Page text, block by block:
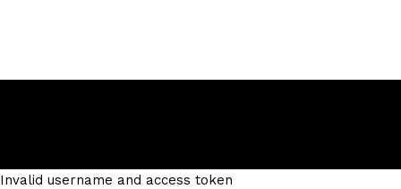
Invalid username and access token